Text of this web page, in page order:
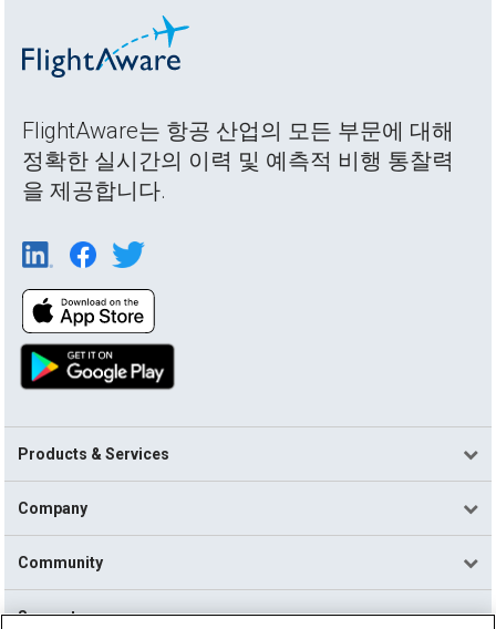
FlightAware는 항공 산업의 모든 부문에 대해
정확한 실시간의 이력 및 예측적 비행 통찰력
을 제공합니다.
Products & Services
Company
Community
Support